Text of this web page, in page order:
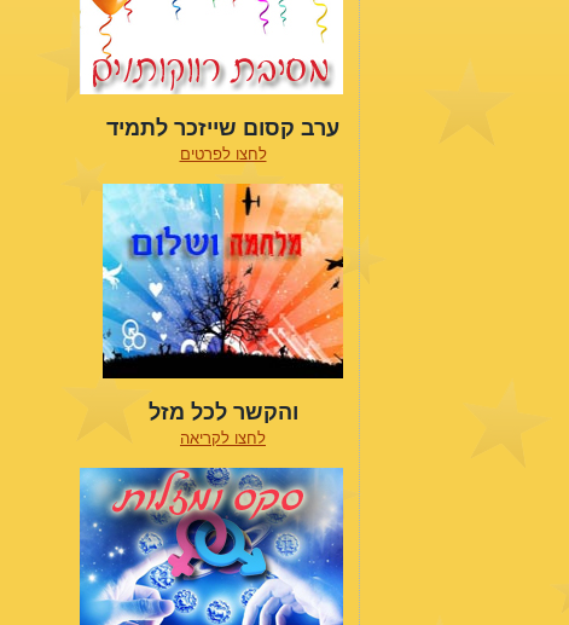
ערב קסום שייזכר לתמיד
לחצו לפרטים
והקשר לכל מזל
לחצו לקריאה